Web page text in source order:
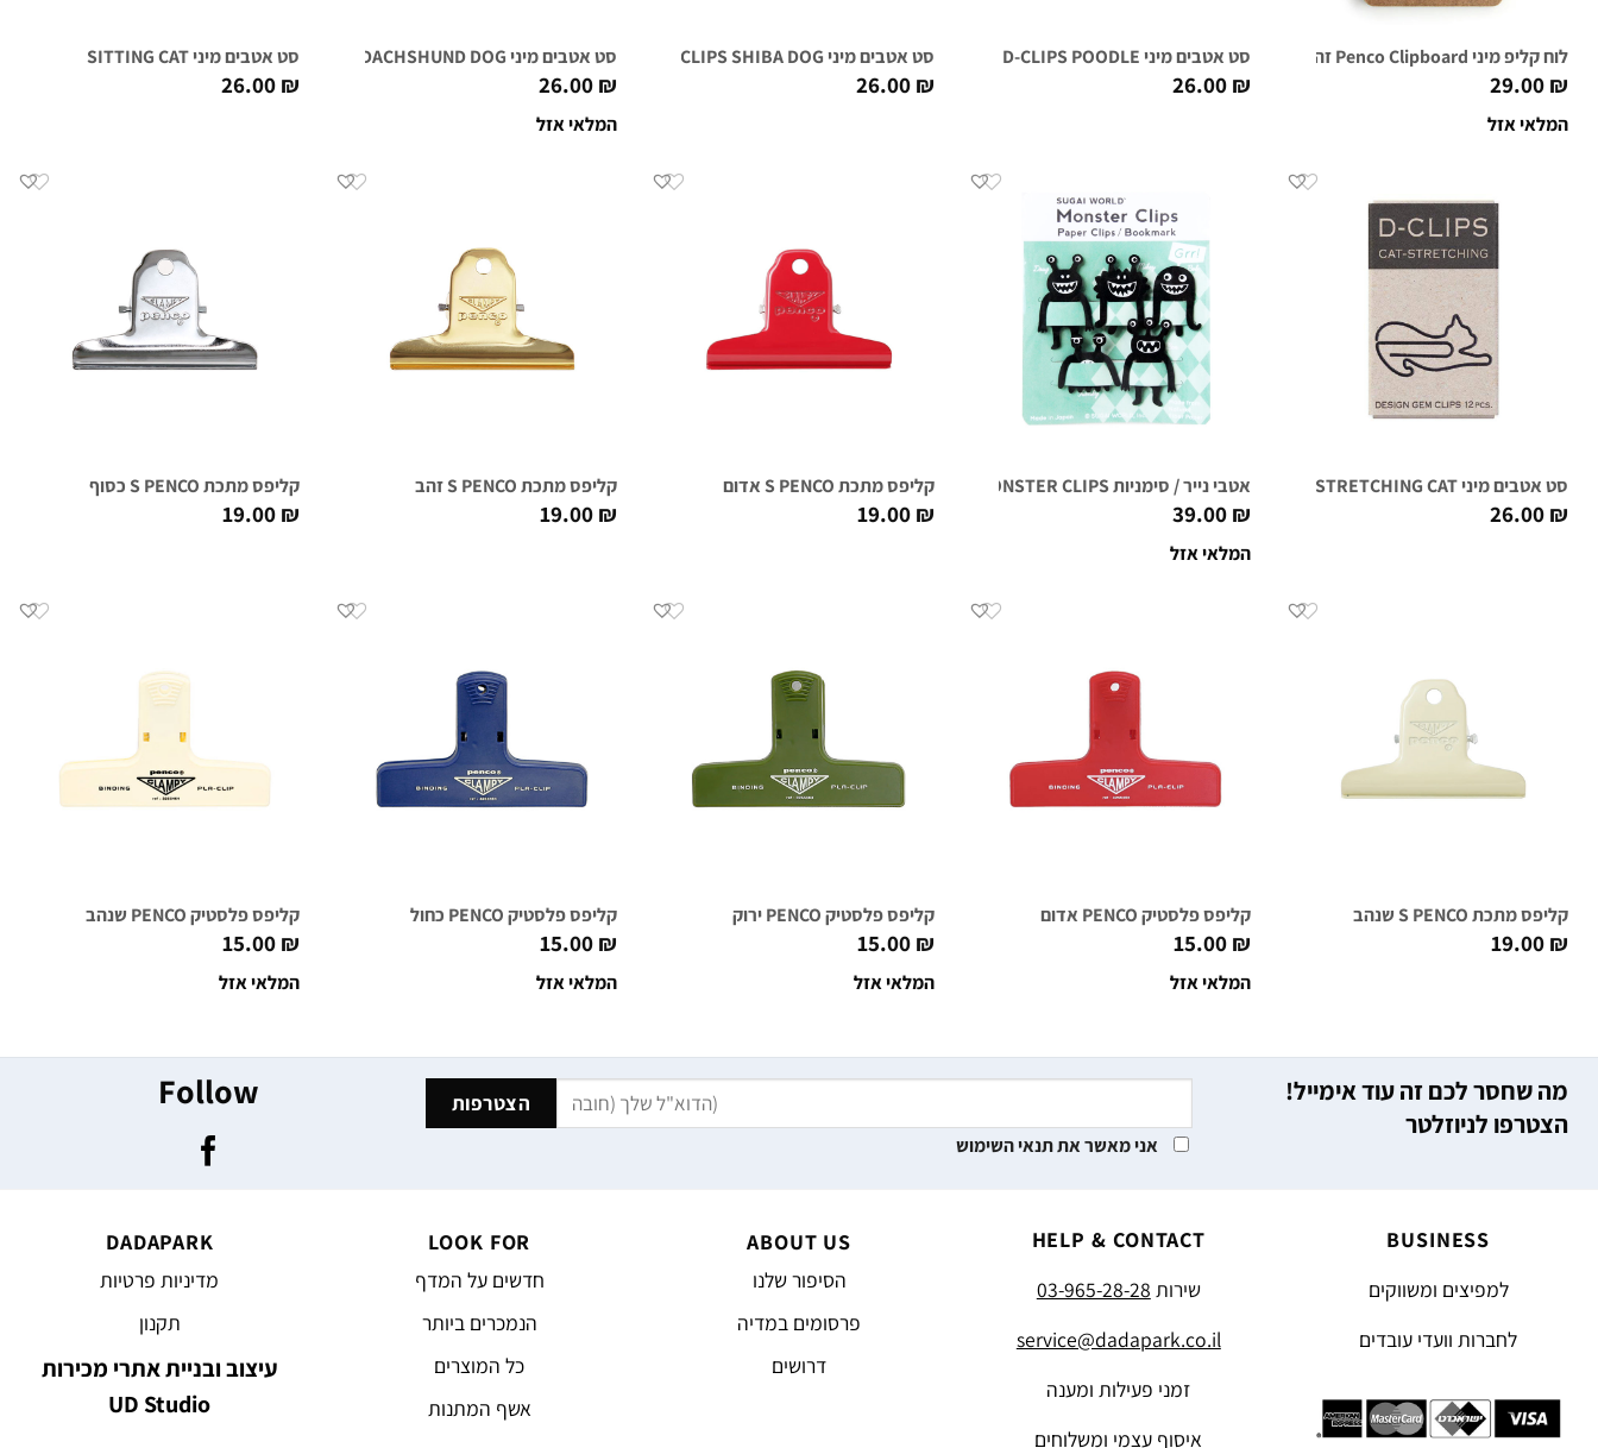
לוח קליפ מיני Penco Clipboard זהב
29.00 ₪
המלאי אזל
סט אטבים מיני D-CLIPS POODLE
26.00 ₪
סט אטבים מיני D-CLIPS SHIBA DOG
26.00 ₪
סט אטבים מיני DACHSHUND DOG
26.00 ₪
המלאי אזל
סט אטבים מיני SITTING CAT
26.00 ₪
סט אטבים מיני STRETCHING CAT
26.00 ₪
אטבי נייר / סימניות MONSTER CLIPS שחור
39.00 ₪
המלאי אזל
קליפס מתכת S PENCO אדום
19.00 ₪
קליפס מתכת S PENCO זהב
19.00 ₪
קליפס מתכת S PENCO כסוף
19.00 ₪
קליפס מתכת S PENCO שנהב
19.00 ₪
קליפס פלסטיק PENCO אדום
15.00 ₪
המלאי אזל
קליפס פלסטיק PENCO ירוק
15.00 ₪
המלאי אזל
קליפס פלסטיק PENCO כחול
15.00 ₪
המלאי אזל
קליפס פלסטיק PENCO שנהב
15.00 ₪
המלאי אזל
מה שחסר לכם זה עוד אימייל!
הצטרפו לניוזלטר
אני מאשר את תנאי השימוש
Follow
BUSINESS
למפיצים ומשווקים
לחברות וועדי עובדים
HELP & CONTACT
שירות 03-965-28-28
service@dadapark.co.il
זמני פעילות ומענה
איסוף עצמי ומשלוחים
ABOUT US
הסיפור שלנו
פרסומים במדיה
דרושים
LOOK FOR
חדשים על המדף
הנמכרים ביותר
כל המוצרים
אשף המתנות
DADAPARK
מדיניות פרטיות
תקנון
עיצוב ובניית אתרי מכירות
UD Studio